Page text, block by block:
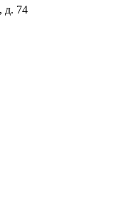
д. 74